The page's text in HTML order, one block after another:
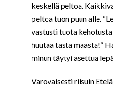
keskellä peltoa.
peltoa tuon puun alle.
vastusti tuota
huutaa tästä maasta!”
minun täytyi asettua
Varovaisesti riisuin